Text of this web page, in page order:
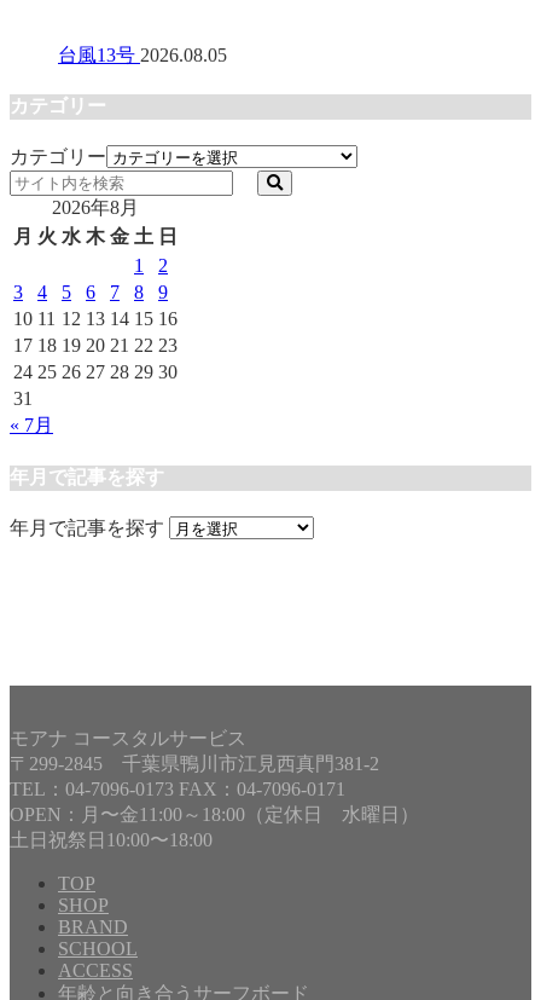
台風13号 2026.08.05
カテゴリー
カテゴリー
2026年8月
月 火 水 木 金 土 日
1
2
3
4 5 6 7 8
9
10 11 12 13 14 15 16
17 18 19 20 21 22 23
24 25 26 27 28 29 30
31
« 7月
年月で記事を探す
年月で記事を探す
モアナ コースタルサービス
〒299-2845 千葉県鴨川市江見西真門381-2
TEL：04-7096-0173 FAX：04-7096-0171
OPEN：月〜金11:00～18:00（定休日 水曜日）
土日祝祭日10:00〜18:00
TOP
SHOP
BRAND
SCHOOL
ACCESS
年齢と向き合うサーフボード
Copyright©MOANA COASTAL SERVICE
Reserved.